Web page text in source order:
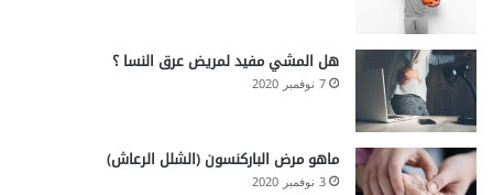
هل المشي مفيد لمريض عرق النسا ؟
7 نوفمبر 2020
ماهو مرض الباركنسون (الشلل الرعاش)
3 نوفمبر 2020